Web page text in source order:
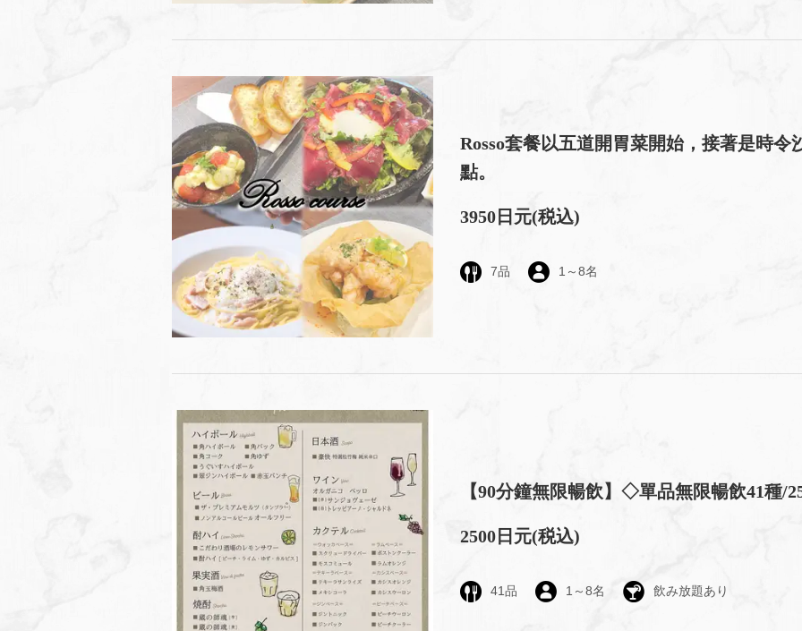
Rosso套餐以五道開胃菜開始，接著是時令
點。
3950日元(税込)
7品 1～8名
【90分鐘無限暢飲】◇單品無限暢飲41種/
2500日元(税込)
41品 1～8名 飲み放題あり